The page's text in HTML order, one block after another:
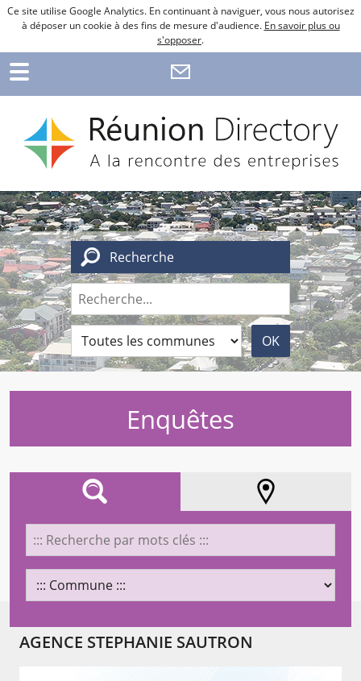
Ce site utilise Google Analytics. En continuant à naviguer, vous nous autorisez
à déposer un cookie à des fins de mesure d'audience. En savoir plus ou
s'opposer.
Recherche
Enquêtes
Chargement...
AGENCE STEPHANIE SAUTRON